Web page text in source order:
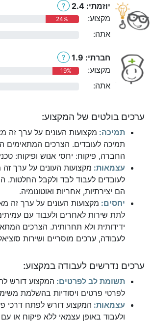
יוזמתי: 2.4 ?
מקצוע: 24%
אתה:
חברתי: 1.9 ?
מקצוע: 19%
אתה:
ערכים בולטים של המקצוע:
תמיכה: מקצועות העונים על ערך זה
תמיכה לעובדים. הצרכים המתאימים
החברה, פיקוח: יחסי אנוש ופיקוח:
עצמאות: מקצועות העונים על ערך
לעובדים לעבוד לבד ולקבל החלטות.
הם יצירתיות, אחריות ואוטונומיה.
יחסים: מקצועות העונים על ערך זה
לתת שירות לאחרים ולעבוד עם
ידידותית ולא תחרותית. הצרכים
לעבודה, ערכים מוסריים ושירות
ערכים נדרשים לעבודה במקצוע:
תשומת לב לפרטים: המקצוע דורש
לפרטי פרטים ויסודיות בהשלמת
עצמאות: המקצוע דורש לפתח דרכי
ולעבוד באופן עצמאי ללא פיקוח או עם